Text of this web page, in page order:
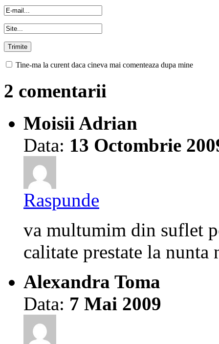
Tine-ma la curent daca cineva mai comenteaza dupa mine
2 comentarii
Moisii Adrian
Data: 13 Octombrie
Raspunde
va multumim din suflet
calitate prestate la nunta
Alexandra Toma
Data: 7 Mai 2009